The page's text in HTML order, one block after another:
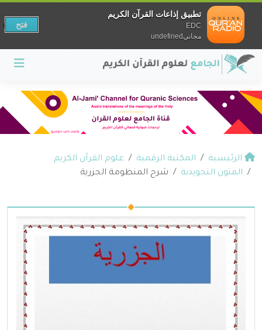
الرئيسية المكتبة الرقمية
علوم القرآن الكريم
المتون التجويدية
شرح المنظومة الجزرية
تطبيق إذاعات القرآن الكريم
EDC
مجانيundefined
فتح